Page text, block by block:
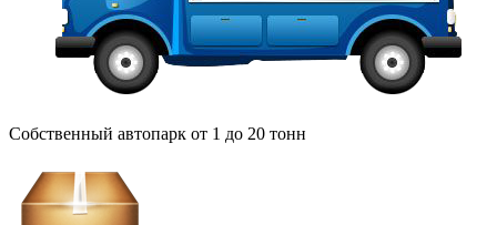
Собственный автопарк от 1 до 20 тонн